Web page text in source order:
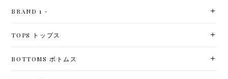
BRAND 1 -
TOPS トップス
BOTTOMS ボトムス